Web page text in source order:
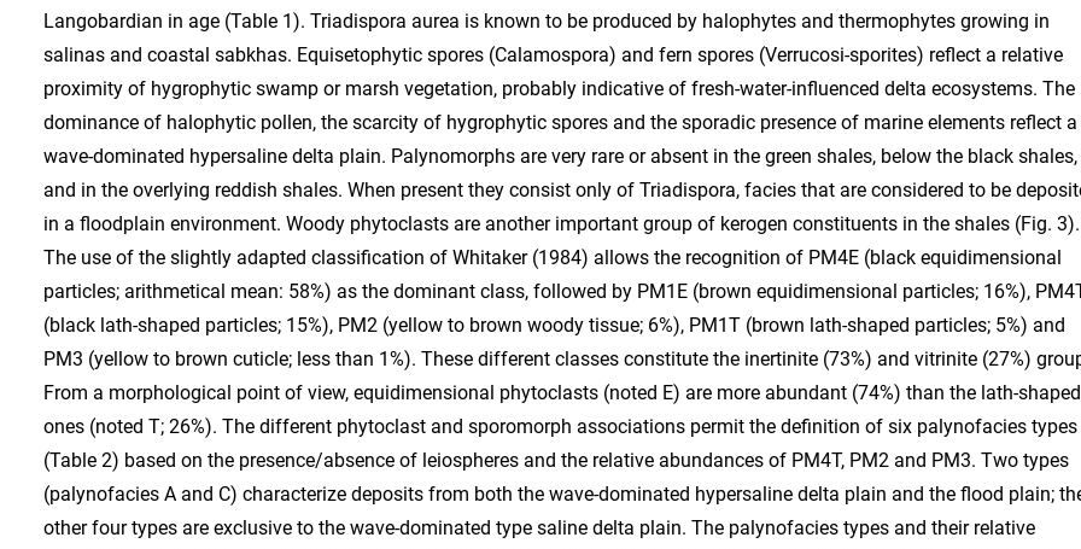
Langobardian in age (Table 1). Triadispora aurea is known to be produced by halophytes and thermophytes growing in
salinas and coastal sabkhas. Equisetophytic spores (Calamospora) and fern spores (Verrucosi-sporites) reflect a relative
proximity of hygrophytic swamp or marsh vegetation, probably indicative of fresh-water-influenced delta ecosystems. The
dominance of halophytic pollen, the scarcity of hygrophytic spores and the sporadic presence of marine elements reflect a
wave-dominated hypersaline delta plain. Palynomorphs are very rare or absent in the green shales, below the black shales,
and in the overlying reddish shales. When present they consist only of Triadispora, facies that are considered to be
in a floodplain environment. Woody phytoclasts are another important group of kerogen constituents in the shales (Fig. 3).
The use of the slightly adapted classification of Whitaker (1984) allows the recognition of PM4E (black equidimensional
particles; arithmetical mean: 58%) as the dominant class, followed by PM1E (brown equidimensional particles; 16%),
(black lath-shaped particles; 15%), PM2 (yellow to brown woody tissue; 6%), PM1T (brown lath-shaped particles; 5%) and
PM3 (yellow to brown cuticle; less than 1%). These different classes constitute the inertinite (73%) and vitrinite (27%)
From a morphological point of view, equidimensional phytoclasts (noted E) are more abundant (74%) than the lath-shaped
ones (noted T; 26%). The different phytoclast and sporomorph associations permit the definition of six palynofacies types
(Table 2) based on the presence/absence of leiospheres and the relative abundances of PM4T, PM2 and PM3. Two types
(palynofacies A and C) characterize deposits from both the wave-dominated hypersaline delta plain and the flood plain;
other four types are exclusive to the wave-dominated type saline delta plain. The palynofacies types and their relative